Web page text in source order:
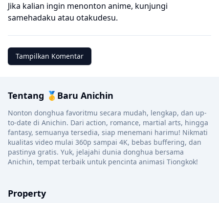
Jika kalian ingin menonton anime, kunjungi
samehadaku atau otakudesu.
Tampilkan Komentar
Tentang 🥇Baru Anichin
Nonton donghua favoritmu secara mudah, lengkap, dan up-
to-date di Anichin. Dari action, romance, martial arts, hingga
fantasy, semuanya tersedia, siap menemani harimu! Nikmati
kualitas video mulai 360p sampai 4K, bebas buffering, dan
pastinya gratis. Yuk, jelajahi dunia donghua bersama
Anichin, tempat terbaik untuk pencinta animasi Tiongkok!
Property